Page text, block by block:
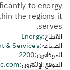
to energy
the regions it
serves.
القطاع:Energy
الصناعة:& Services
الموظفون:2200
الموقع الإلكتروني: